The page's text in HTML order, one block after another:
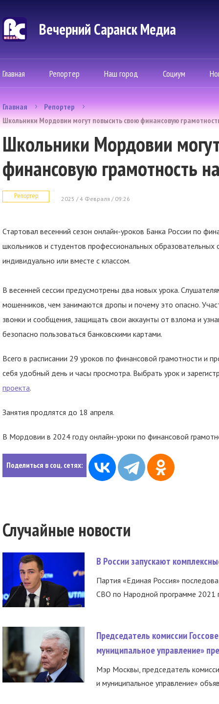
Вечерний Саранск Mедиа
Главная Репортер Наш город Социум
Главная
Репортер
Школьники Мордовии могут повысить свою финансовую
Школьники Мордовии
финансовую грамотность
Репортер 2025 / 4 Февраля / 09:26
Стартовал весенний сезон онлайн-уроков Банка России по
школьников и студентов профессиональных
индивидуально или вместе с классом.
В весенней сессии предусмотрены два новых урока.
мошенников, чем занимаются дропы и почему это опасно.
звонки и сообщения, защищать свои аккаунты от взлома и
безопасно пользоваться банковскими картами.
Всего в расписании 29 уроков по финансовой грамотности и
себя удобный день и часы просмотра. Выбрать урок и
проекта.
Занятия продлятся до 18 апреля.
В Мордовии в 2024 году онлайн-уроки по финансовой
Поделиться в соц. сетях:
Случайные новости
В России запускают
Партия «Единая Россия»
СВО по Народной программе 2021
Председатель комиссии
муниципальное управление»
Мэр Москвы, председатель
и муниципальное управление»